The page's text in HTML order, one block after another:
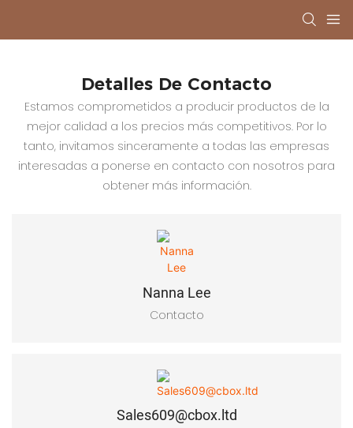
Detalles De Contacto
Estamos comprometidos a producir productos de la
mejor calidad a los precios más competitivos. Por lo
tanto, invitamos sinceramente a todas las empresas
interesadas a ponerse en contacto con nosotros para
obtener más información.
Nanna Lee
Contacto
Sales609@cbox.ltd